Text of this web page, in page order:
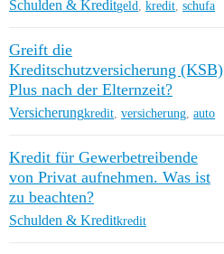
Schulden & Kreditgeld kredit schufa
Greift die
Kreditschutzversicherung (KSB)
Plus nach der Elternzeit?
Versicherungkredit versicherung auto
Kredit für Gewerbetreibende
von Privat aufnehmen. Was ist
zu beachten?
Schulden & Kreditkredit